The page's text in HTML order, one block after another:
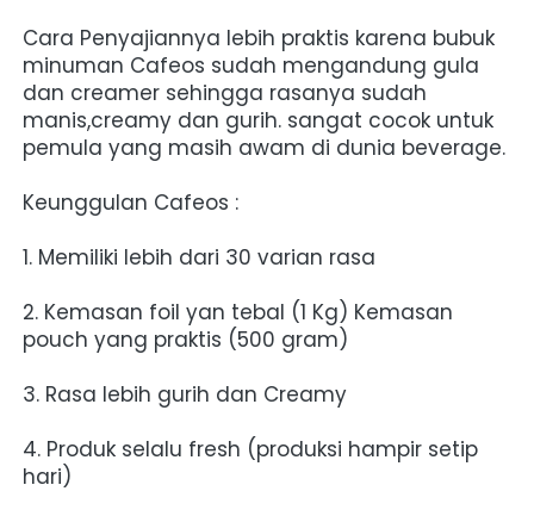
Cara Penyajiannya lebih praktis karena bubuk
minuman Cafeos sudah mengandung gula
dan creamer sehingga rasanya sudah
manis,creamy dan gurih. sangat cocok untuk
pemula yang masih awam di dunia beverage.
Keunggulan Cafeos :
1. Memiliki lebih dari 30 varian rasa
2. Kemasan foil yan tebal (1 Kg) Kemasan
pouch yang praktis (500 gram)
3. Rasa lebih gurih dan Creamy
4. Produk selalu fresh (produksi hampir setip
hari)